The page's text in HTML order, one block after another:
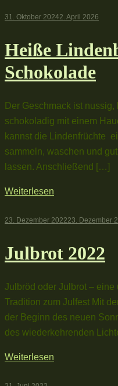
31. Oktober 20242. April 2026
Heiße
Schokolade
Der Geschmack ist nussig,
schokoladig mit einem
kannst die Lindenfrüchte
sammeln, waschen und
lassen. Anschließend […]
Weiterlesen
23. Dezember 202223. Dezember
Julbrot 2022
Julbröd oder Julbrot – eine
Tradition zum Julfest Mit
der Beginn des neuen
des wiederkehrenden
Weiterlesen